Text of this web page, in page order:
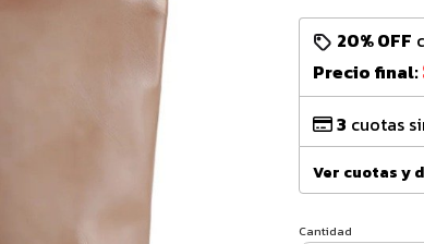
20% OFF
Precio final:
3 cuotas
Ver cuotas y
Cantidad